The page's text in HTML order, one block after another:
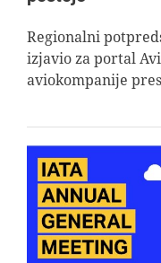
Regionalni
izjavio za portal
aviokompanije